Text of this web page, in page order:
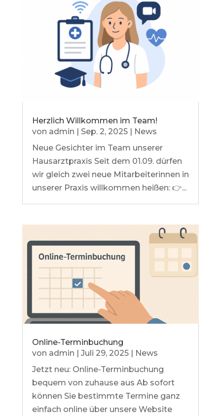
Herzlich Willkommen im Team!
von admin | Sep. 2, 2025| News
Neue Gesichter im Team unserer
Hausarztpraxis Seit dem 01.09. dürfen
wir gleich zwei neue Mitarbeiterinnen in
unserer Praxis willkommen heißen: 👉...
Online-Terminbuchung
von admin Juli 29, 2025|
News
Jetzt neu: Online-Terminbuchung
bequem von zuhause aus Ab sofort
können Sie bestimmte Termine ganz
einfach online über unsere Website